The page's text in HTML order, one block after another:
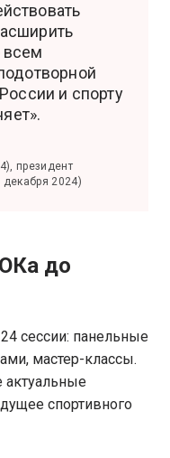
и спорту
президент
2024)
до
сессии: панельные
мастер-классы.
актуальные
спортивного